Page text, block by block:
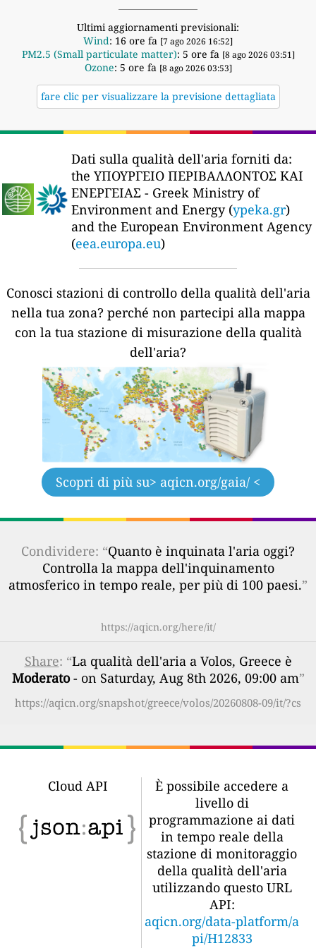
Ultimi aggiornamenti previsionali:
Wind: 16 ore fa [7 ago 2026 16:52]
PM2.5 (Small particulate matter): 5 ore fa [8 ago 2026 03:51]
Ozone: 5 ore fa [8 ago 2026 03:53]
fare clic per visualizzare la previsione dettagliata
Dati sulla qualità dell'aria forniti da:
the ΥΠΟΥΡΓΕΙΟ ΠΕΡΙΒΑΛΛΟΝΤΟΣ ΚΑΙ
ΕΝΕΡΓΕΙΑΣ - Greek Ministry of
Environment and Energy (ypeka.gr)
and the European Environment Agency
(eea.europa.eu)
Conosci stazioni di controllo della qualità dell'aria
nella tua zona? perché non partecipi alla mappa
con la tua stazione di misurazione della qualità
dell'aria?
Scopri di più su> aqicn.org/gaia/ <
Condividere: “Quanto è inquinata l'aria oggi?
Controlla la mappa dell'inquinamento
atmosferico in tempo reale, per più di 100 paesi.”
https://aqicn.org/here/it/
Share: “La qualità dell'aria a Volos, Greece è
Moderato- on Saturday, Aug 8th 2026, 09:00 am”
https://aqicn.org/snapshot/greece/volos/20260808-09/it/?cs
Cloud API
È possibile accedere a
livello di
programmazione ai dati
in tempo reale della
stazione di monitoraggio
della qualità dell'aria
utilizzando questo URL
API:
aqicn.org/data-platform/a
pi/H12833